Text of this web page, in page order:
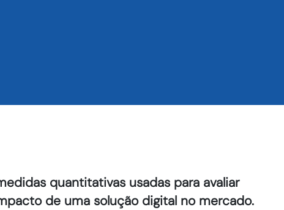
quantitativas usadas para avaliar
de uma solução digital no mercado.